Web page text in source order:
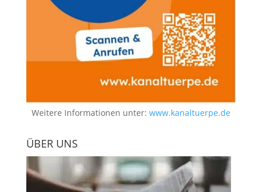
Weitere Informationen unter: www.kanaltuerpe.de
ÜBER UNS